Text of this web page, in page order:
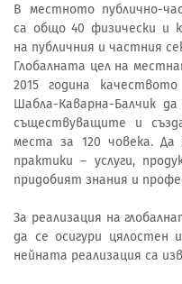
В местното публично-
са общо 40 физически и
на публичния и частния
Глобалната цел на
2015 година
Шабла-Каварна-Балчик
съществуващите и
места за 120 човека.
практики – услуги,
придобият знания и
За реализация на
да се осигури цялостен
нейната реализация са